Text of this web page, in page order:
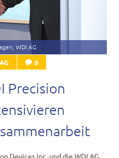
Magazin
Kontakt
WDI AG
0
Precision
Devices Inc. und die WDI AG